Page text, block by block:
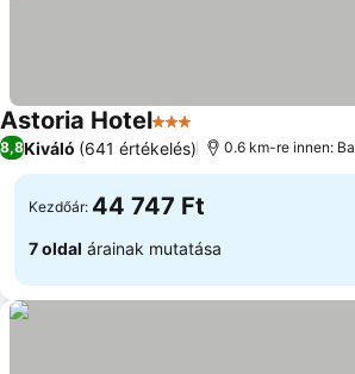
Astoria Hotel3 KategóriaÁrak megjelenítése
8,8Kiváló (641 értékelés) 0.6 km-re innen:
Kezdőár: 44 747 Ft
7 oldal árainak mutatása